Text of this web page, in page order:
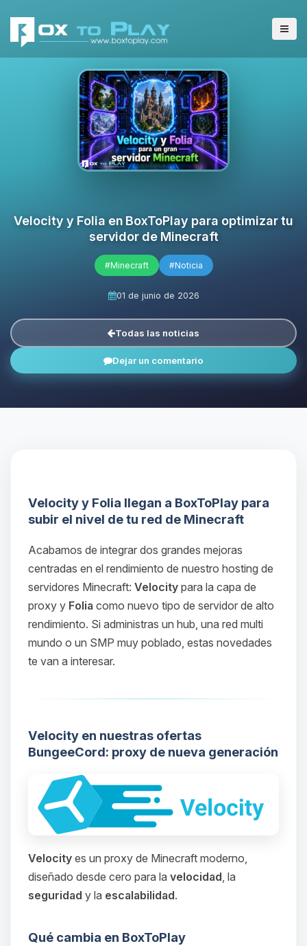
Velocity y Folia en BoxToPlay para optimizar tu
servidor de Minecraft
#Minecraft #Noticia
01 de junio de 2026
Todas las noticias
Dejar un comentario
Velocity y Folia llegan a BoxToPlay para
subir el nivel de tu red de Minecraft
Acabamos de integrar dos grandes mejoras
centradas en el rendimiento de nuestro hosting de
servidores Minecraft: Velocity para la capa de
proxy y Folia como nuevo tipo de servidor de alto
rendimiento. Si administras un hub, una red multi
mundo o un SMP muy poblado, estas novedades
te van a interesar.
Velocity en nuestras ofertas
BungeeCord: proxy de nueva generación
Velocity es un proxy de Minecraft moderno,
diseñado desde cero para la velocidad, la
seguridad y la escalabilidad.
Qué cambia en BoxToPlay